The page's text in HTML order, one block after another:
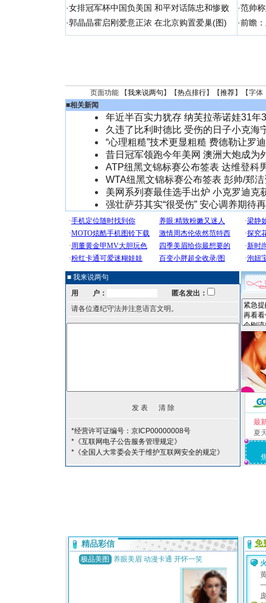
·女排冠军杯中国负美国 和平对话陈忠和惨败
·郭晶晶霍启刚爱意正浓 在北京购置爱巢(图)
·范帅
·前瞻
页面功能 【我来说两句 】【热点排行】【推荐】【字体
■相关新闻
年近半百实力犹存 纳芙拉蒂诺娃31年
久违了比利时德比 受伤的日子小克海
“心理粗糙”技术更显粗糙 费德勒让罗
昔日冠军领跑今年美网 澳洲大炮成为
ATP纽黑文锦标赛公布签表 达维登科
WTA纽黑文锦标赛公布签表 彭帅/郑
美网系列赛最佳选手出炉 小克罗迪克
强壮萨芬其实“很受伤” 安心调养期待
■ 我来说两句
用 户：
匿名发出：
请各位遵纪守法并注意语言文明。
*经营许可证编号：京ICP00000008号
*《互联网电子公告服务管理规定》
*《全国人大常委会关于维护互联网安全的规定》
最
夏